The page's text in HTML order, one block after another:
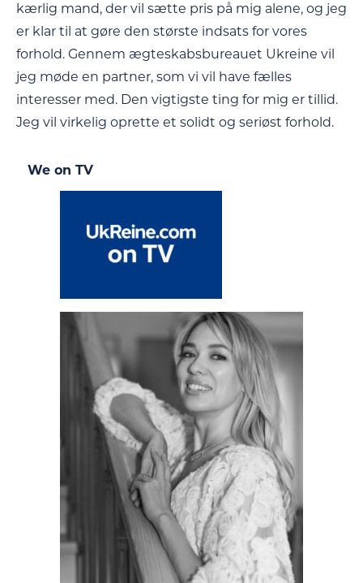
kærlig mand, der vil sætte pris på mig alene, og jeg
er klar til at gøre den største indsats for vores
forhold. Gennem ægteskabsbureauet Ukreine vil
jeg møde en partner, som vi vil have fælles
interesser med. Den vigtigste ting for mig er tillid.
Jeg vil virkelig oprette et solidt og seriøst forhold.
We on TV